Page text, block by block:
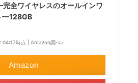
全ワイヤレスのオールインワ
—128GB
04:17時点 | Amazon調べ）
Amazon